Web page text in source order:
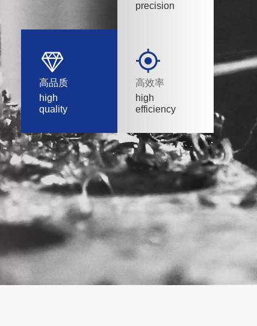
precision
高品质
high
quality
高效率
high
efficiency